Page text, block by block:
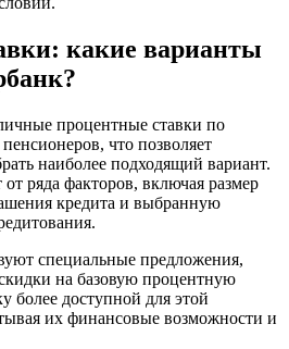
какие варианты
процентные ставки по
что позволяет
наиболее подходящий вариант.
ряда факторов, включая размер
кредита и выбранную
специальные предложения,
на базовую процентную
более доступной для этой
их финансовые возможности и